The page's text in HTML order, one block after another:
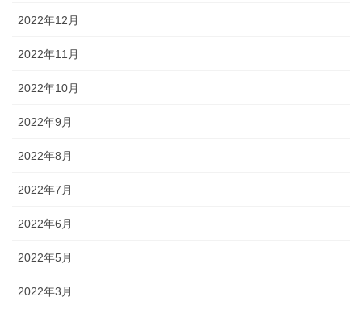
2022年12月
2022年11月
2022年10月
2022年9月
2022年8月
2022年7月
2022年6月
2022年5月
2022年3月